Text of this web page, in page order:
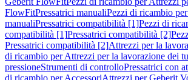
FlowFitPressatrici manualiPezzi di ricambio
manualiPressatrici compatibilità [1]Pezzi di
compatibilità [1]Pressatrici compatibilità [2]
Pressatrici compatibilità [2]Attrezzi per la
di ricambio per Attrezzi per la lavorazione dei
pressioneStrumenti di controlloPressatrici con
di ricambio per AccessoriAttrezzi per Geberit